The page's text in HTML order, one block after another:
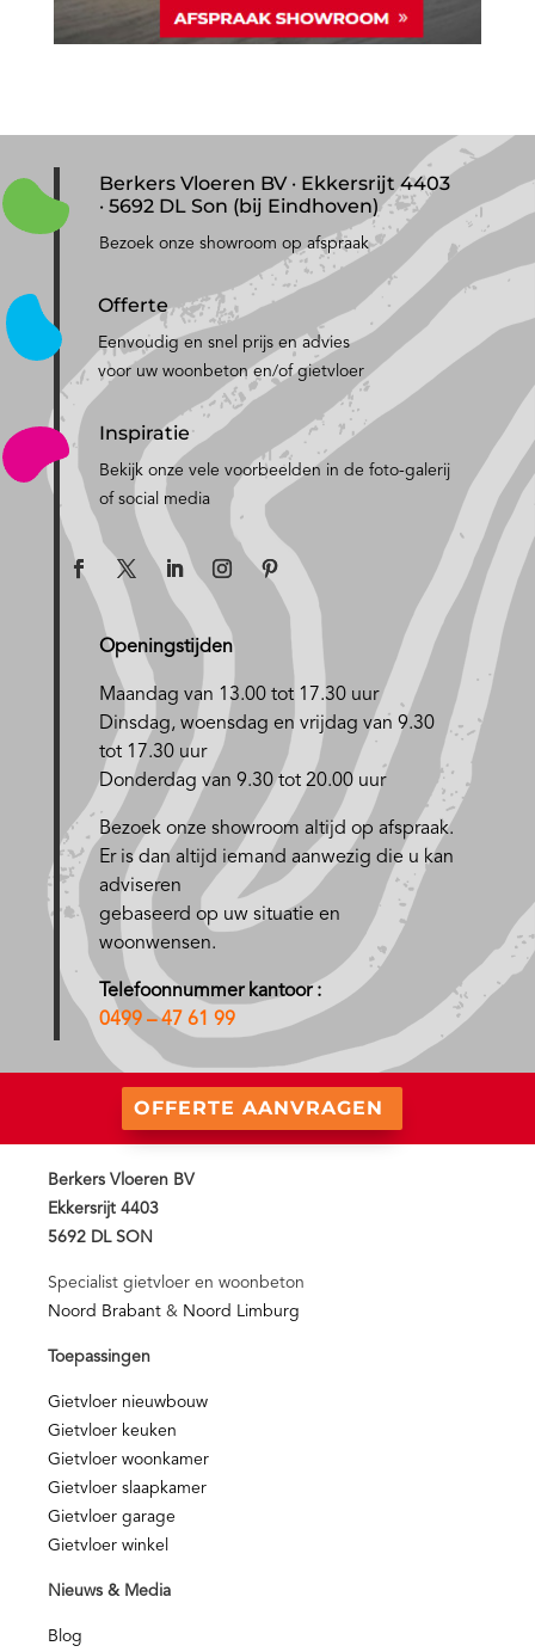
Berkers Vloeren BV · Ekkersrijt 4403
· 5692 DL Son (bij Eindhoven)
Bezoek onze showroom op afspraak
Offerte
Eenvoudig en snel prijs en advies
voor uw woonbeton en/of gietvloer
Inspiratie
Bekijk onze vele voorbeelden in de foto-galerij
of social media
Openingstijden
Maandag van 13.00 tot 17.30 uur
Dinsdag, woensdag en vrijdag van 9.30
tot 17.30 uur
Donderdag van 9.30 tot 20.00 uur
Bezoek onze showroom altijd op afspraak.
Er is dan altijd iemand aanwezig die u kan
adviseren
gebaseerd op uw situatie en
woonwensen.
Telefoonnummer kantoor :
0499 – 47 61 99
OFFERTE AANVRAGEN
Berkers Vloeren BV
Ekkersrijt 4403
5692 DL SON
Specialist gietvloer en woonbeton
Noord Brabant & Noord Limburg
Toepassingen
Gietvloer nieuwbouw
Gietvloer keuken
Gietvloer woonkamer
Gietvloer slaapkamer
Gietvloer garage
Gietvloer winkel
Nieuws & Media
Blog